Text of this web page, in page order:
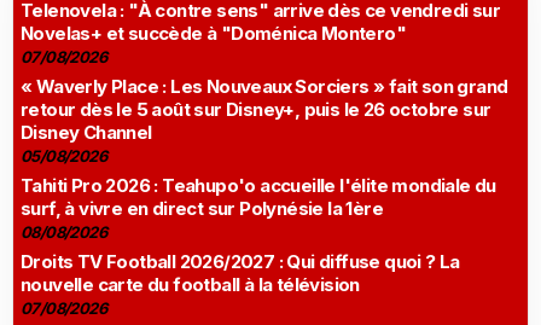
Telenovela : "À contre sens" arrive dès ce vendredi sur
Novelas+ et succède à "Doménica Montero"
07/08/2026
« Waverly Place : Les Nouveaux Sorciers » fait son grand
retour dès le 5 août sur Disney+, puis le 26 octobre sur
Disney Channel
05/08/2026
Tahiti Pro 2026 : Teahupo'o accueille l'élite mondiale du
surf, à vivre en direct sur Polynésie la 1ère
08/08/2026
Droits TV Football 2026/2027 : Qui diffuse quoi ? La
nouvelle carte du football à la télévision
07/08/2026